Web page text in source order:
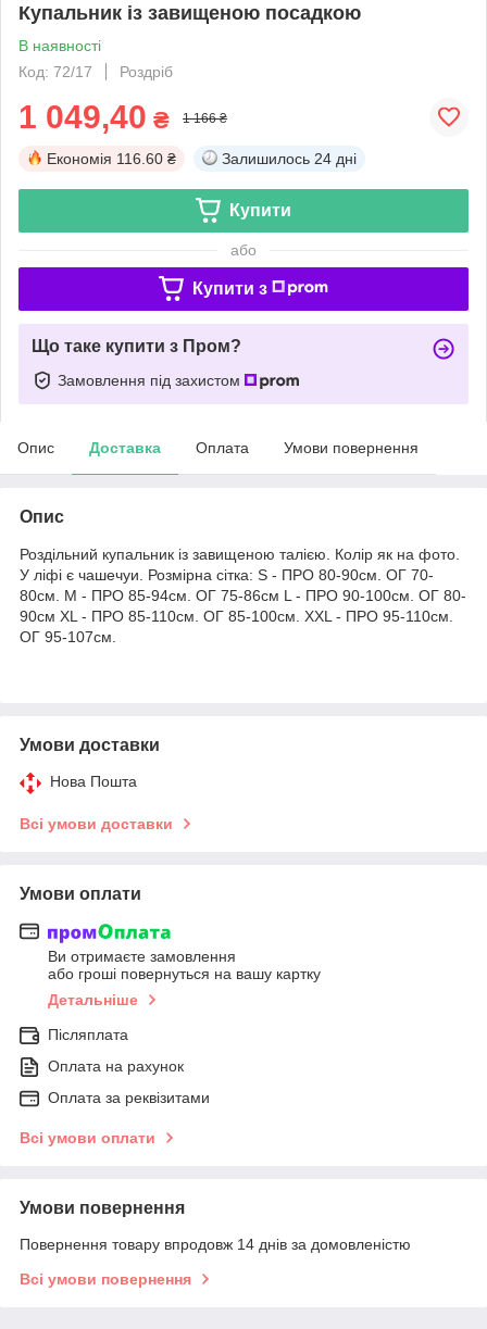
Купальник із завищеною посадкою
В наявності
Код: 72/17
Роздріб
1 049,40 ₴ 1 166 ₴
Економія 116.60 ₴ Залишилось 24 дні
Купити
або
Купити з
Що таке купити з Пром?
Замовлення під захистом
Опис Доставка Оплата Умови повернення
Опис
Роздільний купальник із завищеною талією. Колір як на фото.
У ліфі є чашечуи. Розмірна сітка: S - ПРО 80-90см. ОГ 70-
80см. M - ПРО 85-94см. ОГ 75-86см L - ПРО 90-100см. ОГ 80-
90см XL - ПРО 85-110см. ОГ 85-100см. ХXL - ПРО 95-110см.
ОГ 95-107см.
Умови доставки
Нова Пошта
Всі умови доставки
Умови оплати
Ви отримаєте замовлення
або гроші повернуться на вашу картку
Детальніше
Післяплата
Оплата на рахунок
Оплата за реквізитами
Всі умови оплати
Умови повернення
Повернення товару впродовж 14 днів за домовленістю
Всі умови повернення